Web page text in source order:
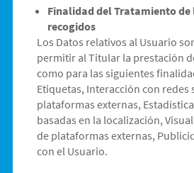
Finalidad del Tratamiento de
recogidos
Los Datos relativos al Usuario
permitir al Titular la prestación
como para las siguientes
Etiquetas, Interacción con redes
plataformas externas,
basadas en la localización,
de plataformas externas,
con el Usuario.